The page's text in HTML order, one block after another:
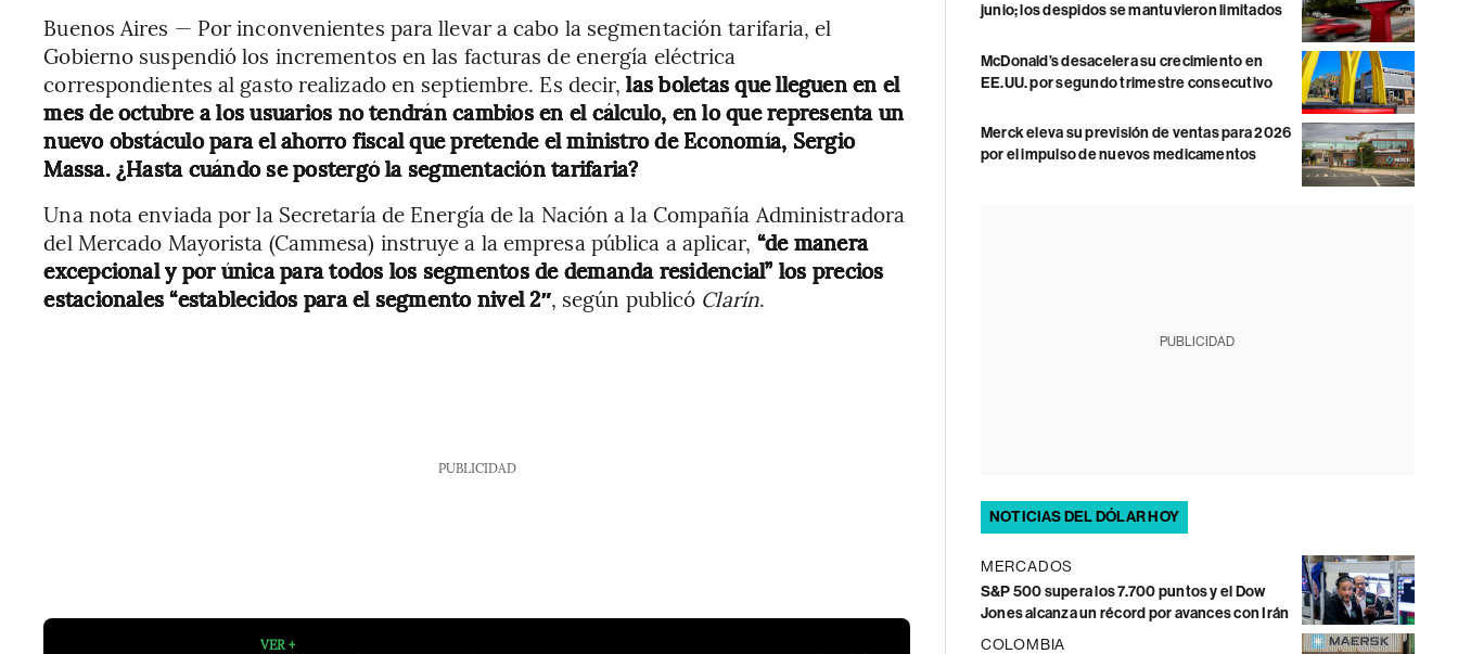
Buenos Aires — Por inconvenientes para llevar a cabo la segmentación tarifaria, el
Gobierno suspendió los incrementos en las facturas de energía eléctrica
correspondientes al gasto realizado en septiembre. Es decir,las boletas que lleguen en el
mes de octubre a los usuarios no tendrán cambios en el cálculo, en lo que representa un
nuevo obstáculo para el ahorro fiscal que pretende el ministro de Economía, Sergio
Massa. ¿Hasta cuándo se postergó la segmentación tarifaria?
Una nota enviada por la Secretaría de Energía de la Nación a la Compañía Administradora
del Mercado Mayorista (Cammesa) instruye a la empresa pública a aplicar, “de manera
excepcional y por única para todos los segmentos de demanda residencial” los precios
estacionales “establecidos para el segmento nivel 2″, según publicó Clarín.
PUBLICIDAD
VER +
junio; los despidos se mantuvieron limitados
McDonald’s desacelera su crecimiento en
EE.UU. por segundo trimestre consecutivo
Merck eleva su previsión de ventas para 2026
por el impulso de nuevos medicamentos
PUBLICIDAD
NOTICIAS DEL DÓLAR HOY
MERCADOS
S&P 500 supera los 7.700 puntos y el Dow
Jones alcanza un récord por avances con Irán
COLOMBIA